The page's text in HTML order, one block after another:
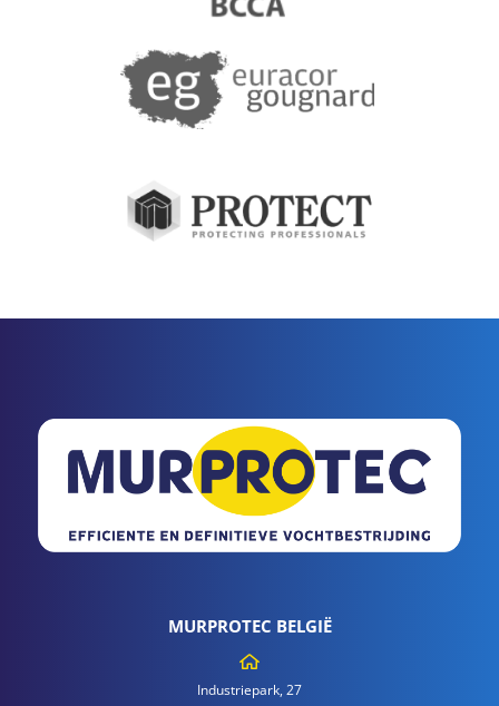
MURPROTEC BELGIË
Industriepark, 27